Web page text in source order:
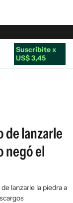
Suscribite x
US$ 3,45
de lanzarle
negó el
lanzarle la piedra a